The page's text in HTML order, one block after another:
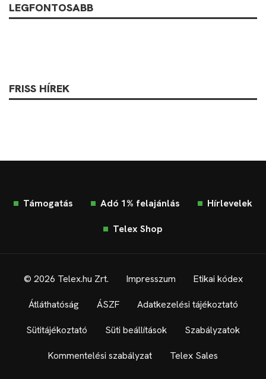
LEGFONTOSABB
FRISS HÍREK
Támogatás Adó 1% felajánlás Hírlevelek
Telex Shop
© 2026 Telex.hu Zrt. Impresszum Etikai kódex
Átláthatóság ÁSZF Adatkezelési tájékoztató
Sütitájékoztató Süti beállítások Szabályzatok
Kommentelési szabályzat Telex Sales